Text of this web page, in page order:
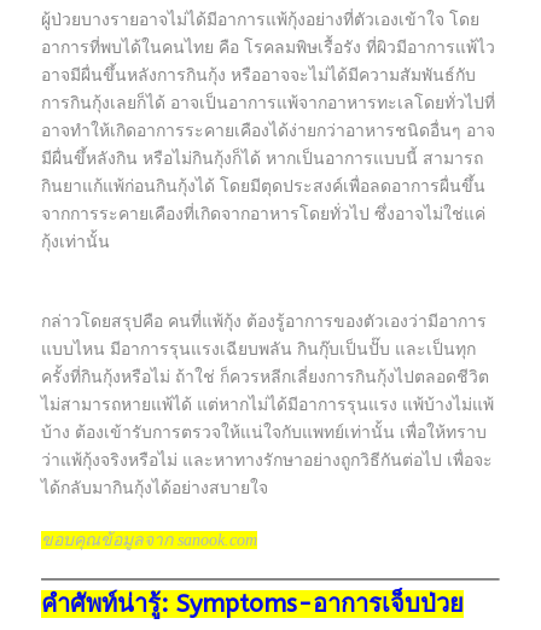
ผู้ป่วยบางรายอาจไม่ได้มีอาการแพ้กุ้งอย่างที่ตัวเองเข้าใจ โดย
อาการที่พบได้ในคนไทย คือ โรคลมพิษเรื้อรัง ที่ผิวมีอาการแพ้ไว
อาจมีผื่นขึ้นหลังการกินกุ้ง หรืออาจจะไม่ได้มีความสัมพันธ์กับ
การกินกุ้งเลยก็ได้ อาจเป็นอาการแพ้จากอาหารทะเลโดยทั่วไปที่
อาจทำให้เกิดอาการระคายเคืองได้ง่ายกว่าอาหารชนิดอื่นๆ อาจ
มีผื่นขึ้หลังกิน หรือไม่กินกุ้งก็ได้ หากเป็นอาการแบบนี้ สามารถ
กินยาแก้แพ้ก่อนกินกุ้งได้ โดยมีตุดประสงค์เพื่อลดอาการผื่นขึ้น
จากการระคายเคืองที่เกิดจากอาหารโดยทั่วไป ซึ่งอาจไม่ใช่แค่
กุ้งเท่านั้น
กล่าวโดยสรุปคือ คนที่แพ้กุ้ง ต้องรู้อาการของตัวเองว่ามีอาการ
แบบไหน มีอาการรุนแรงเฉียบพลัน กินกุ๊บเป็นปั๊บ และเป็นทุก
ครั้งที่กินกุ้งหรือไม่ ถ้าใช่ ก็ควรหลีกเลี่ยงการกินกุ้งไปตลอดชีวิต
ไม่สามารถหายแพ้ได้ แต่หากไม่ได้มีอาการรุนแรง แพ้บ้างไม่แพ้
บ้าง ต้องเข้ารับการตรวจให้แน่ใจกับแพทย์เท่านั้น เพื่อให้ทราบ
ว่าแพ้กุ้งจริงหรือไม่ และหาทางรักษาอย่างถูกวิธีกันต่อไป เพื่อจะ
ได้กลับมากินกุ้งได้อย่างสบายใจ
ขอบคุณข้อมูลจาก sanook.com
คำศัพท์น่ารู้: Symptoms-อาการเจ็บป่วย